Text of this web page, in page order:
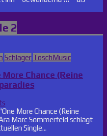
2
Schlager ToschMusic
More Chance (Reine
More Chance (Reine
Marc Sommerfeld schlägt
Single...